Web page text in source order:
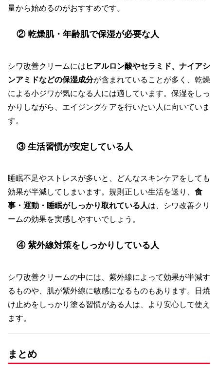
量から始めるのがおすすめです。
② 乾燥肌・年齢肌で保湿が必要な人
シワ改善クリームには ヒアルロン酸やセラミド、ナイアシ
ンアミドなどの保湿成分が含まれていることが多く、乾燥
による小ジワが気になる人には適しています。保湿をしっ
かりしながら、エイジングケアを行いたい人に向いていま
す。
③ 生活習慣が安定している人
睡眠不足やストレスが多いと、どんなスキンケアをしても
効果が半減してしまいます。規則正しい生活を送り、 食
事・運動・睡眠がしっかり取れている人は、シワ改善クリ
ームの効果を実感しやすいでしょう。
④ 紫外線対策をしっかりしている人
シワ改善クリームの中には、紫外線によって効果が半減す
るものや、肌が紫外線に敏感になるものもあります。日焼
け止めをしっかり塗る習慣がある人は、より安心して使え
ます。
まとめ